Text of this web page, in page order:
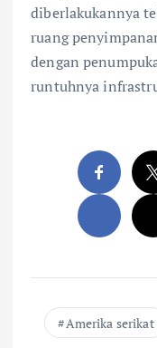
diberlakukannya
ruang
dengan
runtuhnya
Amerika serikat